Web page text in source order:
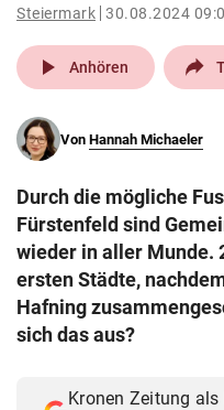
pin_drop
Wien
search
eingeben
© Krone Multimedia GmbH
Muthgasse 2, 1190 Wien
Steiermark 30.08.2024
play_arrow Anhören
Von Hannah Michaeler
Durch die mögliche
Fürstenfeld sind
wieder in aller Munde.
ersten Städte,
Hafning
sich das aus?
Kronen Zeitung als